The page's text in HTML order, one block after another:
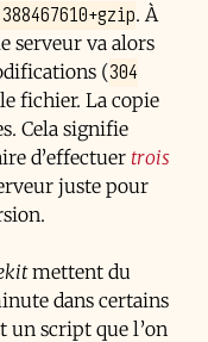
. À
serveur va alors
(304
fichier. La copie
Cela signifie
d’effectuer trois
juste pour
mettent du
dans certains
un script que l’on